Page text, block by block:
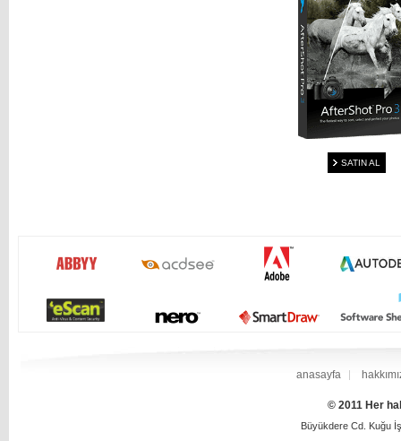
SATIN AL
anasayfa
© 2011 Her
Büyükdere Cd. Kuğu